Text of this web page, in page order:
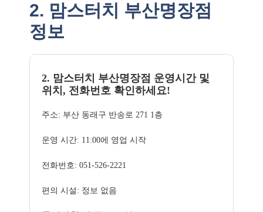
2. 맘스터치 부산명장점
정보
2. 맘스터치 부산명장점 운영시간 및
위치, 전화번호 확인하세요!
주소: 부산 동래구 반송로 271 1층
운영 시간: 11:00에 영업 시작
전화번호: 051-526-2221
편의 시설: 정보 없음